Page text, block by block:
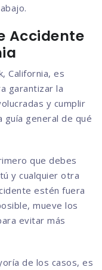
Accidente
California, es
garantizar la
y cumplir
guía general de qué
que debes
y cualquier otra
estén fuera
mueve los
evitar más
de los casos, es